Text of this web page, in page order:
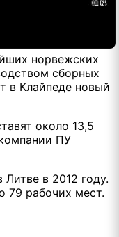
норвежских
сборных
в Клайпеде новый
около 13,5
ПУ
в 2012 году.
79 рабочих мест.